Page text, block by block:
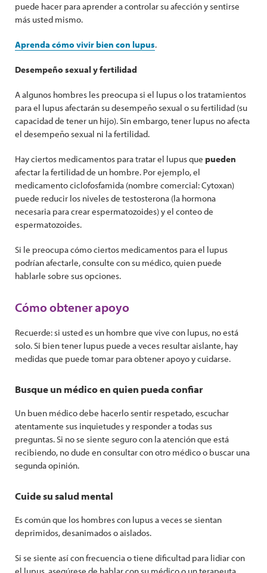
puede hacer para aprender a controlar su afección y sentirse
más usted mismo.
Aprenda cómo vivir bien con lupus.
Desempeño sexual y fertilidad
A algunos hombres les preocupa si el lupus o los tratamientos
para el lupus afectarán su desempeño sexual o su fertilidad (su
capacidad de tener un hijo). Sin embargo, tener lupus no afecta
el desempeño sexual ni la fertilidad.
Hay ciertos medicamentos para tratar el lupus que pueden
afectar la fertilidad de un hombre. Por ejemplo, el
medicamento ciclofosfamida (nombre comercial: Cytoxan)
puede reducir los niveles de testosterona (la hormona
necesaria para crear espermatozoides) y el conteo de
espermatozoides.
Si le preocupa cómo ciertos medicamentos para el lupus
podrían afectarle, consulte con su médico, quien puede
hablarle sobre sus opciones.
Cómo obtener apoyo
Recuerde: si usted es un hombre que vive con lupus, no está
solo. Si bien tener lupus puede a veces resultar aislante, hay
medidas que puede tomar para obtener apoyo y cuidarse.
Busque un médico en quien pueda confiar
Un buen médico debe hacerlo sentir respetado, escuchar
atentamente sus inquietudes y responder a todas sus
preguntas. Si no se siente seguro con la atención que está
recibiendo, no dude en consultar con otro médico o buscar una
segunda opinión.
Cuide su salud mental
Es común que los hombres con lupus a veces se sientan
deprimidos, desanimados o aislados.
Si se siente así con frecuencia o tiene dificultad para lidiar con